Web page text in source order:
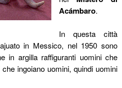
Acámbaro.
In questa città
in Messico, nel 1950 sono
in argilla raffiguranti uomini che
ingoiano uomini, quindi uomini